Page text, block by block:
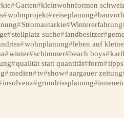
Garten kleinwohnformen
wohnprojekt reiseplanung
Stromautarkie Wintererfahrung
stellplatz suche landbesitzer
wohnplanung leben auf
winter schimmer beach boys
qualität statt quantität form tipps
medien tv show aargauer zeitung
insolvenz grundrissplanung